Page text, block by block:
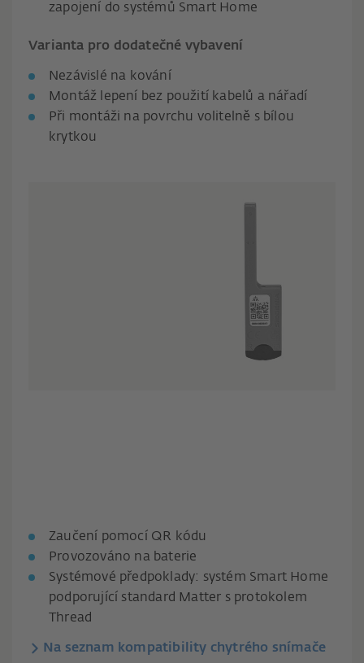
zapojení do systémů Smart Home
Varianta pro dodatečné vybavení
Nezávislé na kování
Montáž lepení bez použití kabelů a nářadí
Při montáži na povrchu volitelně s bílou
krytkou
Zaučení pomocí QR kódu
Provozováno na baterie
Systémové předpoklady: systém Smart Home
podporující standard Matter s protokolem
Thread
Na seznam kompatibility chytrého snímače